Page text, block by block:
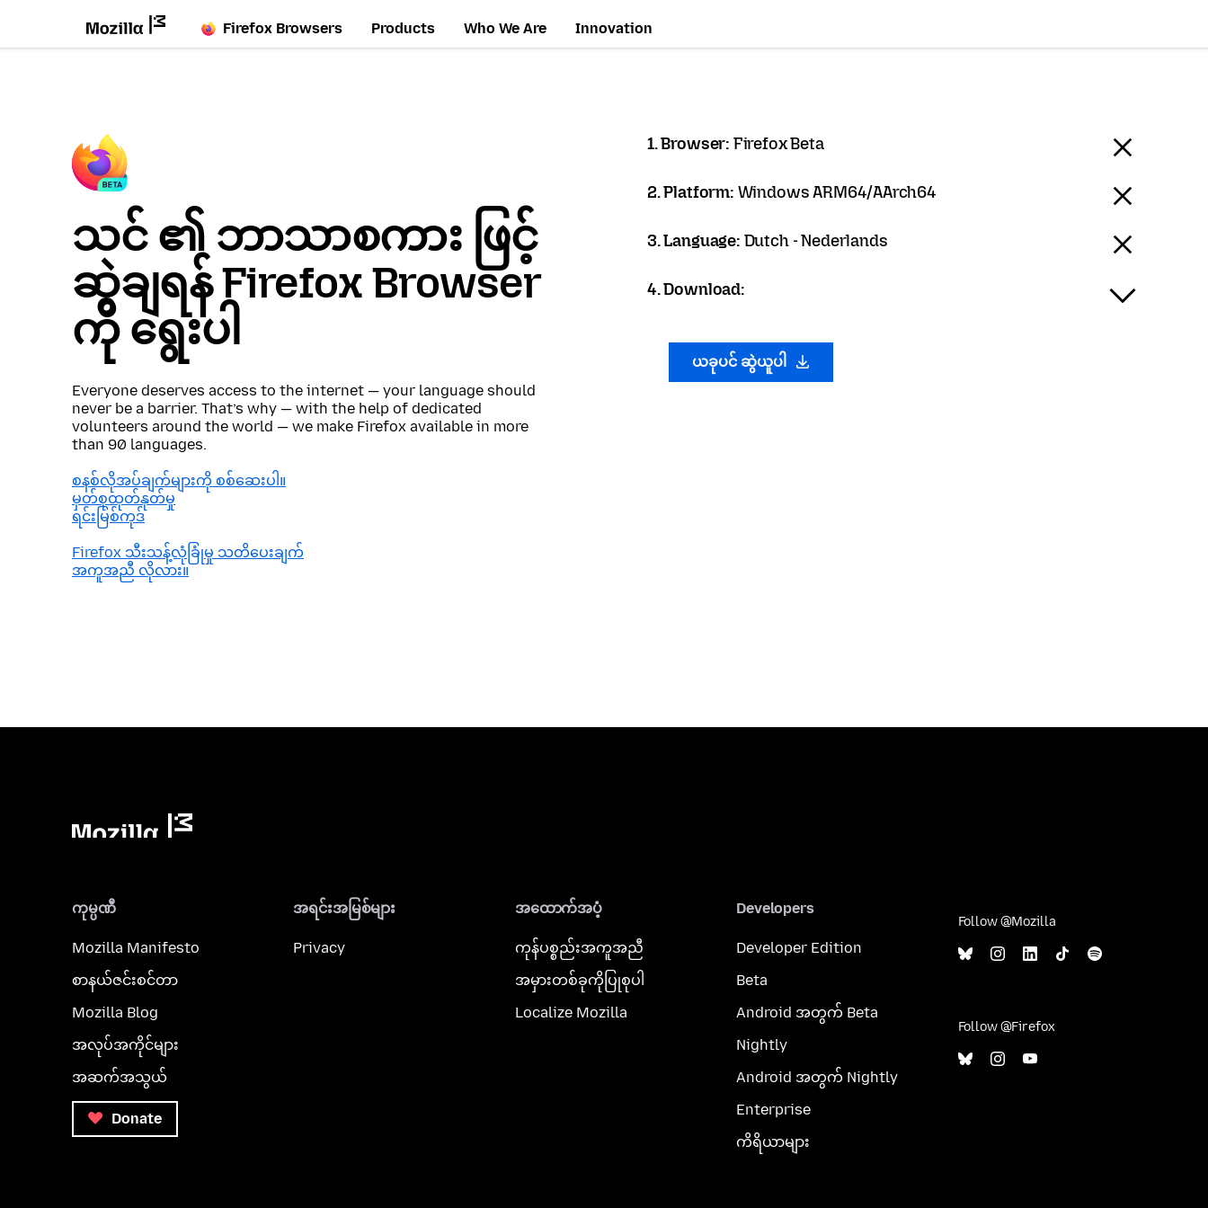
Firefox Browsers Products Who We Are Innovation
သင် ၏ ဘာသာစကား ဖြင့်
ဆွဲချရန် Firefox Browser
ကို ရွေးပါ
Everyone deserves access to the internet — your language should
never be a barrier. That’s why — with the help of dedicated
volunteers around the world — we make Firefox available in more
than 90 languages.
စနစ်လိုအပ်ချက်များကို စစ်ဆေးပါ။
မှတ်စုထုတ်နုတ်မှု
ရင်းမြစ်ကုဒ်
Firefox သီးသန့်လုံခြုံမှု သတိပေးချက်
အကူအညီ လိုလား။
1. Browser: Firefox Beta
2. Platform: Windows ARM64/AArch64
3. Language: Dutch - Nederlands
4. Download:
ယခုပင် ဆွဲယူပါ
ကုမ္ပဏီ
Mozilla Manifesto
စာနယ်ဇင်းစင်တာ
Mozilla Blog
အလုပ်အကိုင်များ
အဆက်အသွယ်
Donate
အရင်းအမြစ်များ
Privacy
အထောက်အပံ့
ကုန်ပစ္စည်းအကူအညီ
အမှားတစ်ခုကိုပြုစုပါ
Localize Mozilla
Developers
Developer Edition
Beta
Android အတွက် Beta
Nightly
Android အတွက် Nightly
Enterprise
ကိရိယာများ
Follow @Mozilla
Follow @Firefox